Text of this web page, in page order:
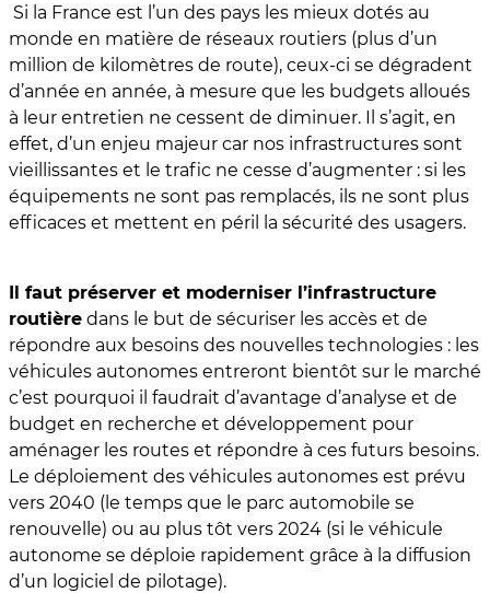
Si la France est l’un des pays les mieux dotés au
monde en matière de réseaux routiers (plus d’un
million de kilomètres de route), ceux-ci se dégradent
d’année en année, à mesure que les budgets alloués
à leur entretien ne cessent de diminuer. Il s’agit, en
effet, d’un enjeu majeur car nos infrastructures sont
vieillissantes et le trafic ne cesse d’augmenter : si les
équipements ne sont pas remplacés, ils ne sont plus
efficaces et mettent en péril la sécurité des usagers.
Il faut préserver et moderniser l’infrastructure
routière dans le but de sécuriser les accès et de
répondre aux besoins des nouvelles technologies : les
véhicules autonomes entreront bientôt sur le marché
c’est pourquoi il faudrait d’avantage d’analyse et de
budget en recherche et développement pour
aménager les routes et répondre à ces futurs besoins.
Le déploiement des véhicules autonomes est prévu
vers 2040 (le temps que le parc automobile se
renouvelle) ou au plus tôt vers 2024 (si le véhicule
autonome se déploie rapidement grâce à la diffusion
d’un logiciel de pilotage).